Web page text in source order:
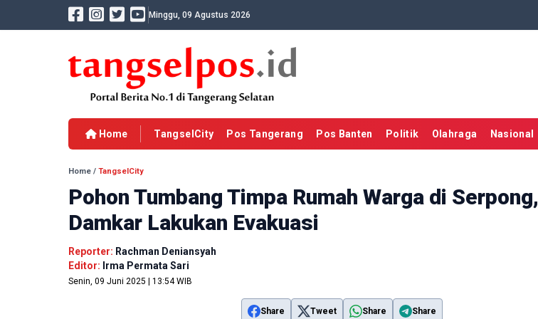
Minggu, 09 Agustus 2026
Home TangselCity Pos Tangerang Pos Banten Politik Olahraga Nasional
Home / TangselCity
Pohon Tumbang Timpa Rumah Warga di Serpong,
Damkar Lakukan Evakuasi
Reporter: Rachman Deniansyah
Editor: Irma Permata Sari
Senin, 09 Juni 2025 | 13:54 WIB
Share Tweet Share Share